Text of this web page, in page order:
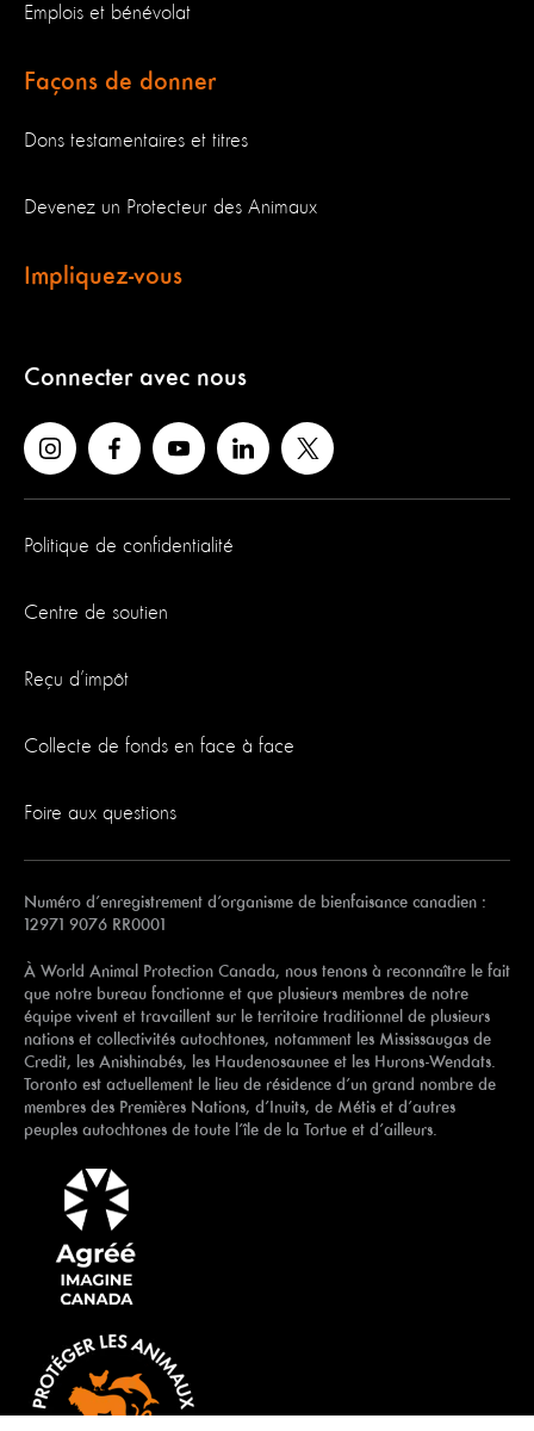
Emplois et bénévolat
Façons de donner
Dons testamentaires et titres
Devenez un Protecteur des Animaux
Impliquez-vous
Connecter avec nous
Politique de confidentialité
Centre de soutien
Reçu d’impôt
Collecte de fonds en face à face
Foire aux questions
Numéro d’enregistrement d’organisme de bienfaisance canadien :
12971 9076 RR0001
À World Animal Protection Canada, nous tenons à reconnaître le fait
que notre bureau fonctionne et que plusieurs membres de notre
équipe vivent et travaillent sur le territoire traditionnel de plusieurs
nations et collectivités autochtones, notamment les Mississaugas de
Credit, les Anishinabés, les Haudenosaunee et les Hurons-Wendats.
Toronto est actuellement le lieu de résidence d’un grand nombre de
membres des Premières Nations, d’Inuits, de Métis et d’autres
peuples autochtones de toute l’île de la Tortue et d’ailleurs.